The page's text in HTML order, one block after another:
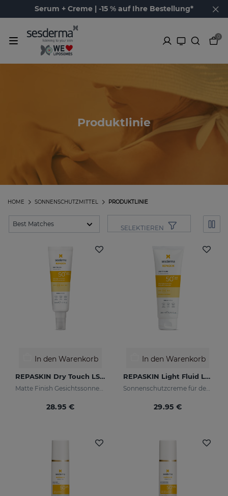
Serum + Creme | -15 % auf Ihre Bestellung*
0
Produktlinie
PRODUKTLINIE
SONNENSCHUTZMITTEL
HOME
SELEKTIEREN
In den Warenkorb
REPASKIN Dry Touch LSF50+
Matte Finish Gesichtssonnencreme
28.95 €
In den Warenkorb
REPASKIN Light Fluid LSF50+
Sonnenschutzcreme für den Körper
29.95 €